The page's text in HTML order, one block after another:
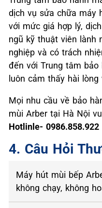
dịch vụ sửa chữa máy
với mức giá hợp lý,
ngũ kỹ thuật viên lành
nghiệp và có trách
đến với Trung tâm bảo
luôn cảm thấy hài lòng
Mọi nhu cầu về bảo
mùi Arber tại Hà Nội
Hotlinle- 0986.858.922
4. Câu Hỏi
Máy hút mùi bếp
không chạy, không